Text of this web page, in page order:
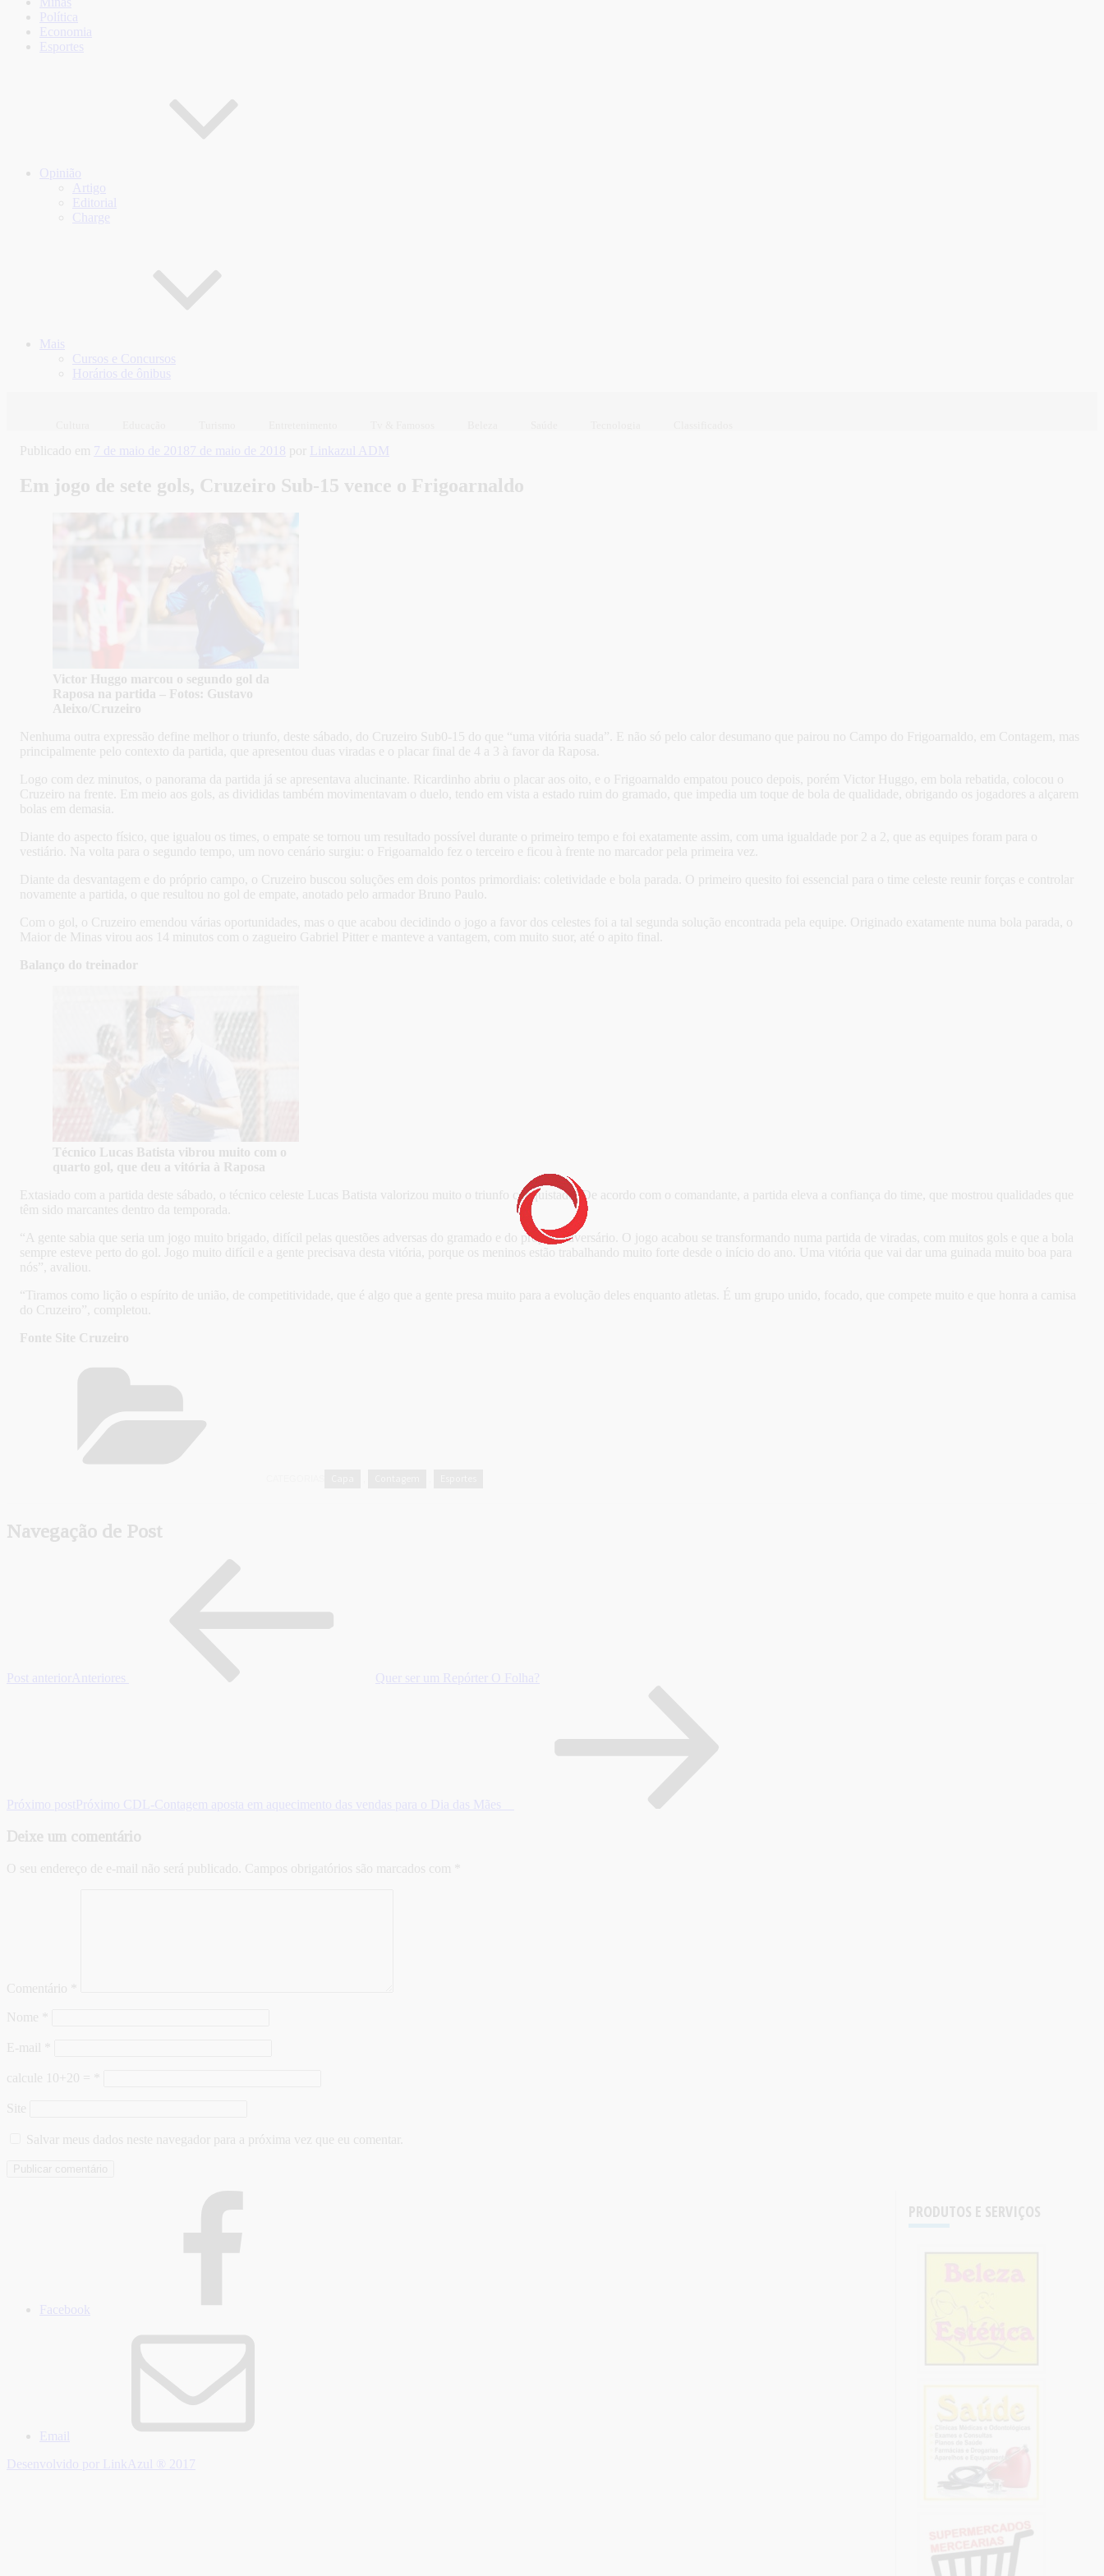
Política
Economia
Esportes
Opinião
Artigo
Editorial
Charge
Mais
Cursos e Concursos
Horários de ônibus
Publicado em 7 de maio de 20187 de maio de 2018 por Linkazul ADM
Em jogo de sete gols, Cruzeiro Sub-15 vence o Frigoarnaldo
Victor Huggo marcou o segundo gol da
Raposa na partida – Fotos: Gustavo
Aleixo/Cruzeiro
Nenhuma outra expressão define melhor o triunfo, deste sábado, do Cruzeiro Sub0-15 do que “uma vitória suada”. E não só pelo calor desumano que pairou no Campo do Frigoarnaldo, em Contagem, mas
principalmente pelo contexto da partida, que apresentou duas viradas e o placar final de 4 a 3 à favor da Raposa.
Logo com dez minutos, o panorama da partida já se apresentava alucinante. Ricardinho abriu o placar aos oito, e o Frigoarnaldo empatou pouco depois, porém Victor Huggo, em bola rebatida, colocou o
Cruzeiro na frente.
Em meio aos gols, as divididas também movimentavam o duelo, tendo em vista a estado ruim do gramado, que impedia um toque de bola de qualidade, obrigando os jogadores a alçarem
bolas em demasia.
Diante do aspecto físico, que igualou os times, o empate se tornou um resultado possível durante o primeiro tempo e foi exatamente assim, com uma igualdade por 2 a 2, que as equipes foram para o
vestiário. Na volta para o segundo tempo, um novo cenário surgiu: o Frigoarnaldo fez o terceiro e ficou à frente no marcador pela primeira vez.
Diante da desvantagem e do próprio campo, o Cruzeiro buscou soluções em dois pontos primordiais: coletividade e bola parada. O primeiro quesito foi essencial para o time celeste reunir forças e controlar
novamente a partida, o que resultou no gol de empate, anotado pelo armador Bruno Paulo.
Com o gol, o Cruzeiro emendou várias oportunidades, mas o que acabou decidindo o jogo a favor dos celestes foi a tal segunda solução encontrada pela equipe. Originado exatamente numa bola parada, o
Maior de Minas virou aos 14 minutos com o zagueiro Gabriel Pitter e manteve a vantagem, com muito suor, até o apito final.
Balanço do treinador
Técnico Lucas Batista vibrou muito com o
quarto gol, que deu a vitória à Raposa
Extasiado com a partida deste sábado, o técnico celeste Lucas Batista valorizou muito o triunfo conquistado. De acordo com o comandante, a partida eleva a confiança do time, que mostrou qualidades que
têm sido marcantes dentro da temporada.
“A gente sabia que seria um jogo muito brigado, difícil pelas questões adversas do gramado e do próprio adversário. O jogo acabou se transformando numa partida de viradas, com muitos gols e que a bola
sempre esteve perto do gol. Jogo muito difícil e a gente precisava desta vitória, porque os meninos estão trabalhando muito forte desde o início do ano. Uma vitória que vai dar uma guinada muito boa para
nós”, avaliou.
“Tiramos como lição o espírito de união, de competitividade, que é algo que a gente presa muito para a evolução deles enquanto atletas. É um grupo unido, focado, que compete muito e que honra a camisa
do Cruzeiro”, completou.
Fonte Site Cruzeiro
Navegação de Post
Post anterior Anteriores Quer ser um Repórter O Folha?
Próximo post Próximo CDL-Contagem aposta em aquecimento das vendas para o Dia das Mães
Deixe um comentário
O seu endereço de e-mail não será publicado. Campos obrigatórios são marcados com
Comentário
Nome
E-mail
calcule 10+20 =
Site
Salvar meus dados neste navegador para a próxima vez que eu comentar.
PRODUTOS E SERVIÇOS
Facebook
Email
Desenvolvido por LinkAzul ® 2017